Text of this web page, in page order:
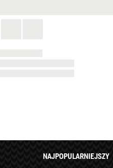
NAJPOPULARNIEJSZY